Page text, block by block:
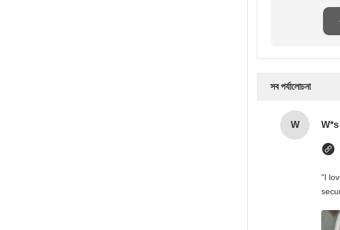
সব পর্যালোচনা
W W*s
"I